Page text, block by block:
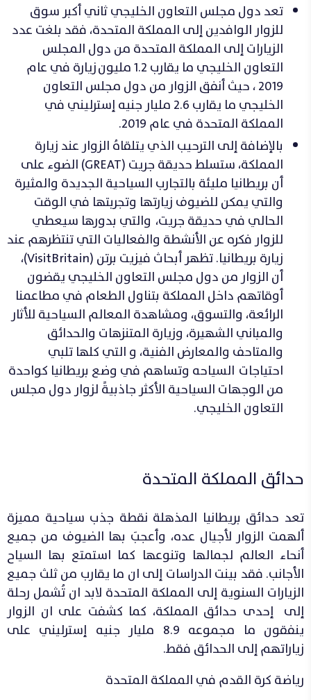
تعد دول مجلس التعاون الخليجي ثاني أكبر سوق
للزوار الوافدين إلى المملكة المتحدة، فقد بلغت عدد
الزيارات إلى المملكة المتحدة من دول المجلس
التعاون الخليجي ما يقارب 1.2 مليون
زيارة في عام
2019 ، حيث أنفق الزوار من دول مجلس التعاون
الخليجي ما يقارب 2.6 مليار جنيه إسترليني في
المملكة المتحدة في عام 2019.
بالإضافة إلى الترحيب الذي يتلقاهُ الزوار عند زيارة
المملكة، ستسلط حديقة جريت (GREAT) الضوء على
أن بريطانيا مليئة بالتجارب السياحية الجديدة والمثيرة
والتي يمكن للضيوف زيارتها وتجربتها في الوقت
الحالي في حديقة جريت، والتي بدورها سيعطي
للزوار فكره عن الأنشطة والفعاليات التي تنتظرهم عند
زيارة بريطانيا. تظهر أبحاث فيزيت برتن (VisitBritain)،
أن الزوار من دول مجلس التعاون الخليجي يقضون
أوقاتهم داخل المملكة بتناول الطعام في مطاعمنا
الرائعة، والتسوق، ومشاهدة المعالم السياحية للأثار
والمباني الشهيرة، وزيارة المتنزهات والحدائق
والمتاحف والمعارض الفنية، و التي كلها تلبي
احتياجات السياحه وتساهم في وضع بريطانيا كواحدة
من الوجهات السياحية الأكثر جاذبيةً لزوار دول مجلس
التعاون الخليجي.
حدائق المملكة المتحدة
تعد حدائق بريطانيا المذهلة نقطة جذب سياحية مميزة
ألهمت الزوار لأجيال عده، وأعجبَ بها الضيوف من جميع
أنحاء العالم لجمالها وتنوعها كما استمتع بها السياح
الأجانب. فقد بينت الدراسات إلى ان ما يقارب من ثلث جميع
الزيارات السنوية إلى المملكة المتحدة لابد ان تُشمل رحلة
إلى إحدى حدائق المملكة، كما كشفت على ان الزوار
ينفقون ما مجموعه 8.9 مليار جنيه إسترليني على
زياراتهم إلى الحدائق فقط.
رياضة كرة القدم في المملكة المتحدة